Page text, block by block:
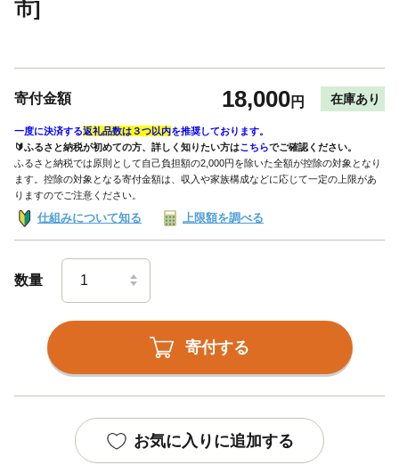
市]
寄付金額 18,000円 在庫あり
一度に決済する返礼品数は３つ以内を推奨しております。
🔰ふるさと納税が初めての方、詳しく知りたい方はこちらでご確認ください。
ふるさと納税では原則として自己負担額の2,000円を除いた全額が控除の対象となり
ます。控除の対象となる寄付金額は、収入や家族構成などに応じて一定の上限があ
りますのでご注意ください。
仕組みについて知る 上限額を調べる
数量
寄付する
お気に入りに追加する